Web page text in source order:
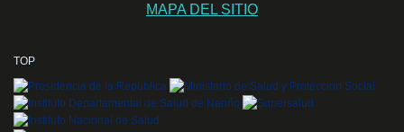
MAPA DEL SITIO
TOP